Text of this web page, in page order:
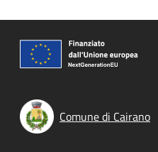
Comune di Cairano